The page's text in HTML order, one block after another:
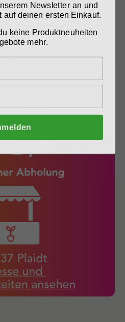
Rindenmulch lose, mittel,
10 – 20 mm, 1.000 l
Liter)
Newsletter an und
auf deinen ersten Einkauf.
keine Produktneuheiten
mehr.